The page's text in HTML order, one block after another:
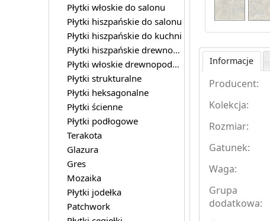
Informacje
Producent:
Kolekcja:
Rozmiar:
Gatunek:
Waga:
Grupa
dodatkowa:
Płytki włoskie do salonu
Płytki hiszpańskie do salonu
Płytki hiszpańskie do kuchni
Płytki hiszpańskie drewnopodobne
Płytki włoskie drewnopodobne
Płytki strukturalne
Płytki heksagonalne
Płytki ścienne
Płytki podłogowe
Terakota
Glazura
Gres
Mozaika
Płytki jodełka
Patchwork